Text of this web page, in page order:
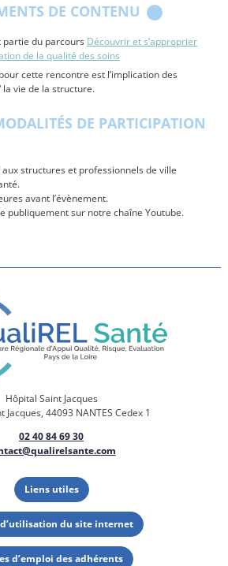
DE CONTENU
partie du parcours Découvrir et s’approprier
de la qualité des soins
cette rencontre est l’implication des
la vie de la structure.
DE PARTICIPATION
structures et professionnels de ville
avant l’évènement.
publiquement sur notre chaîne Youtube.
Hôpital Saint Jacques
Jacques, 44093 NANTES Cedex 1
02 40 84 69 30
Liens utiles
du site internet
d’emploi des adhérents